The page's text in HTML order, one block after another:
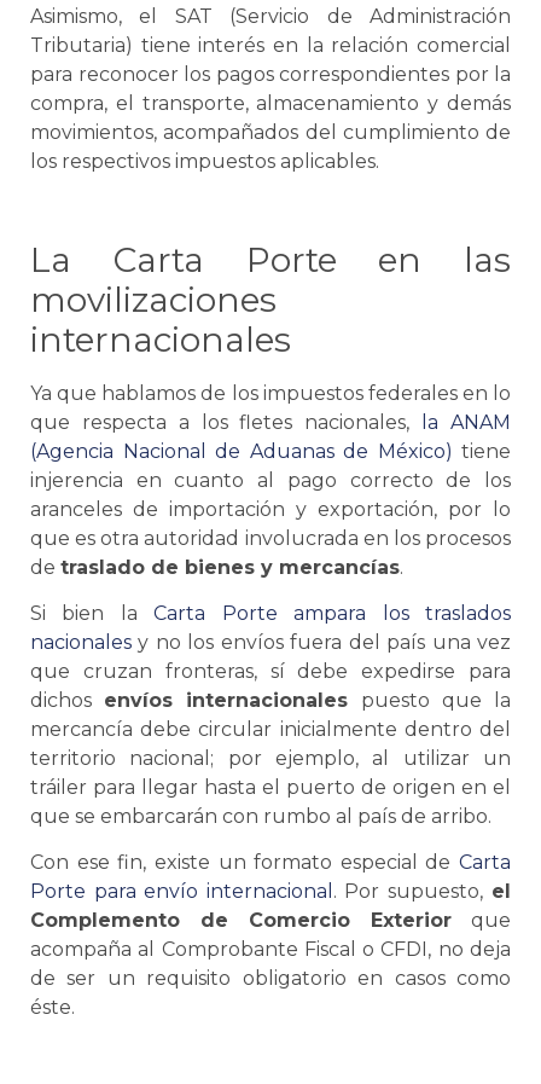
Asimismo, el SAT (Servicio de Administración
Tributaria) tiene interés en la relación comercial
para reconocer los pagos correspondientes por la
compra, el transporte, almacenamiento y demás
movimientos, acompañados del cumplimiento de
los respectivos impuestos aplicables.
La Carta Porte en las
movilizaciones
internacionales
Ya que hablamos de los impuestos federales en lo
que respecta a los fletes nacionales,
la ANAM
(Agencia Nacional de Aduanas de México) tiene
injerencia en cuanto al pago correcto de los
aranceles de importación y exportación, por lo
que es otra autoridad involucrada en los procesos
de traslado de bienes y mercancías.
Si bien laCarta Porte ampara los traslados
nacionales y no los envíos fuera del país una vez
que cruzan fronteras, sí debe expedirse para
dichos envíos internacionales puesto que la
mercancía debe circular inicialmente dentro del
territorio nacional; por ejemplo, al utilizar un
tráiler para llegar hasta el puerto de origen en el
que se embarcarán con rumbo al país de arribo.
Con ese fin, existe un formato especial de Carta
Porte para envío internacional . Por supuesto,el
Complemento de Comercio Exterior que
acompaña al Comprobante Fiscal o CFDI, no deja
de ser un requisito obligatorio en casos como
éste.